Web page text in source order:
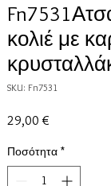
κολιέ με
SKU: Fn7531
29,00 €
Ποσότητα *